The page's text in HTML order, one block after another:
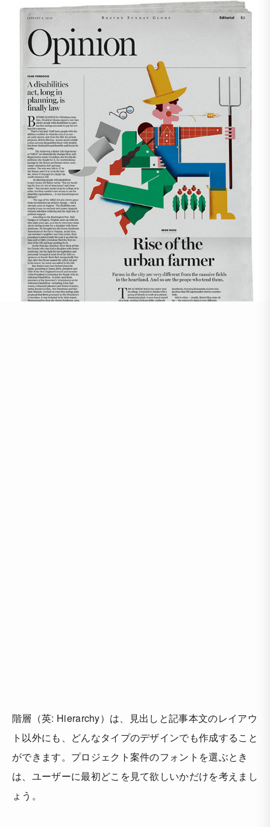
階層（英: Hierarchy）は、見出しと記事本文のレイアウ
ト以外にも、どんなタイプのデザインでも作成すること
ができます。プロジェクト案件のフォントを選ぶとき
は、ユーザーに最初どこを見て欲しいかだけを考えまし
ょう。